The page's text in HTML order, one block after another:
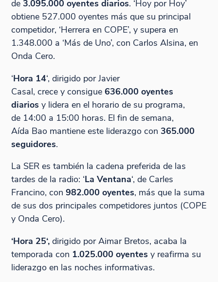
de3.095.000 oyentes diarios. ‘Hoy por Hoy’
obtiene 527.000 oyentes más que su principal
competidor, ‘Herrera en COPE’, y supera en
1.348.000 a ‘Más de Uno’, con Carlos Alsina, en
Onda Cero.
‘Hora 14‘, dirigido por Javier
Casal, crece y consigue 636.000 oyentes
diarios y lidera en el horario de su programa,
de 14:00 a 15:00 horas. El fin de semana,
Aída Bao mantiene este liderazgo con 365.000
seguidores.
La SER es también la cadena preferida de las
tardes de la radio: ‘La Ventana‘, de Carles
Francino, con 982.000 oyentes, más que la suma
de sus dos principales competidores juntos (COPE
y Onda Cero).
‘Hora 25‘, dirigido por Aimar Bretos, acaba la
temporada con 1.025.000 oyentes y reafirma su
liderazgo en las noches informativas.